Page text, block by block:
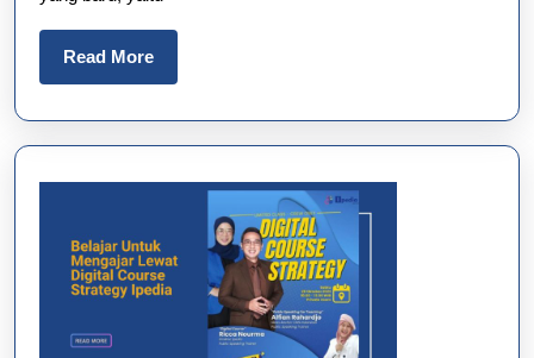
Read MoreRead
More